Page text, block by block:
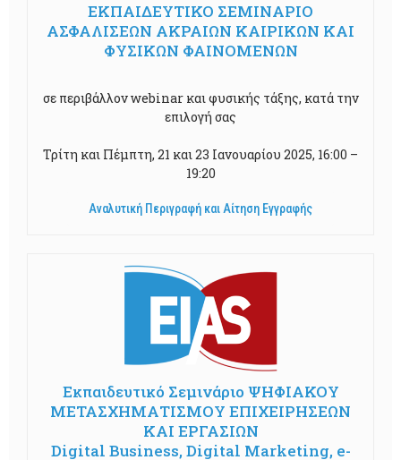
ΕΚΠΑΙΔΕΥΤΙΚΟ ΣΕΜΙΝΑΡΙΟ
ΑΣΦΑΛΙΣΕΩΝ ΑΚΡΑΙΩΝ ΚΑΙΡΙΚΩΝ ΚΑΙ
ΦΥΣΙΚΩΝ ΦΑΙΝΟΜΕΝΩΝ
σε περιβάλλον webinar και φυσικής τάξης, κατά την
επιλογή σας
Τρίτη και Πέμπτη, 21 και 23 Ιανουαρίου 2025, 16:00 –
19:20
Αναλυτική Περιγραφή και Αίτηση Εγγραφής
Εκπαιδευτικό Σεμινάριο ΨΗΦΙΑΚΟΥ
ΜΕΤΑΣΧΗΜΑΤΙΣΜΟΥ ΕΠΙΧΕΙΡΗΣΕΩΝ
ΚΑΙ ΕΡΓΑΣΙΩΝ
Digital Business, Digital Marketing, e-